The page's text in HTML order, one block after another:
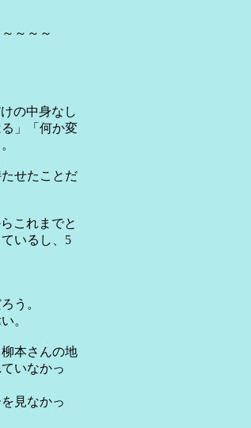
～～～
の中身なし
」「何か変
せたことだ
これまでと
いるし、5
う。
。
本さんの地
いなかっ
見なかっ